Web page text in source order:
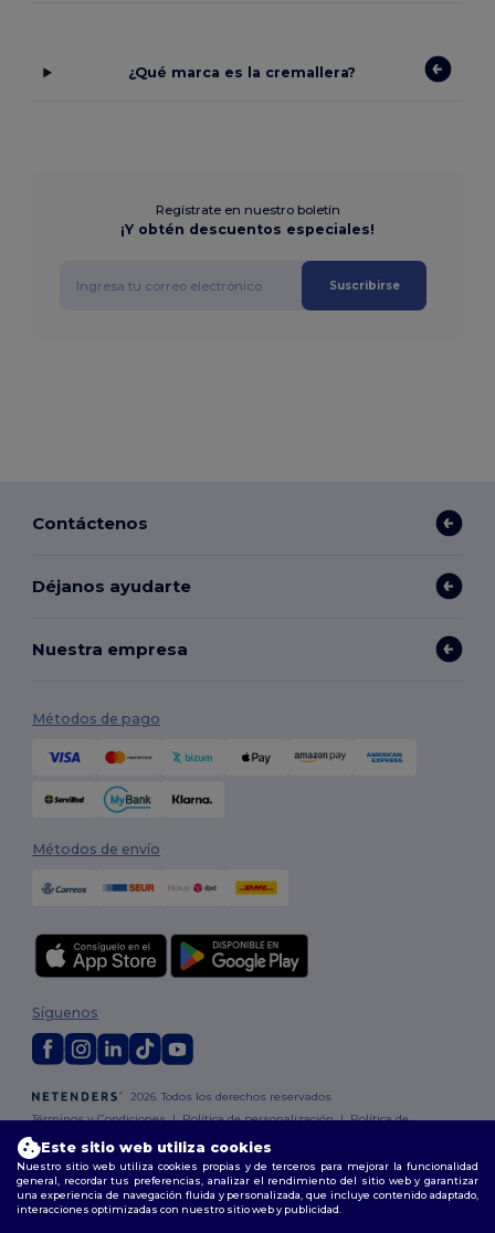
¿Qué marca es la cremallera?
Regístrate en nuestro boletín
¡Y obtén descuentos especiales!
Suscribirse
Contáctenos
Déjanos ayudarte
Nuestra empresa
Métodos de pago
Métodos de envío
2026. Todos los derechos reservados
Términos y Condiciones|Política de personalización|Política de
Síguenos
Madrid |Barcelona| Valencia | Seville |Zaragoza | Málaga| Murcia |
Palma|Bilbao | Alicante
Este sitio web utiliza cookies
Nuestro sitio web utiliza cookies propias y de terceros para mejorar la funcionalidad
general, recordar tus preferencias, analizar el rendimiento del sitio web y garantizar
una experiencia de navegación fluida y personalizada, que incluye contenido adaptado,
interacciones optimizadas con nuestro sitio web y publicidad.